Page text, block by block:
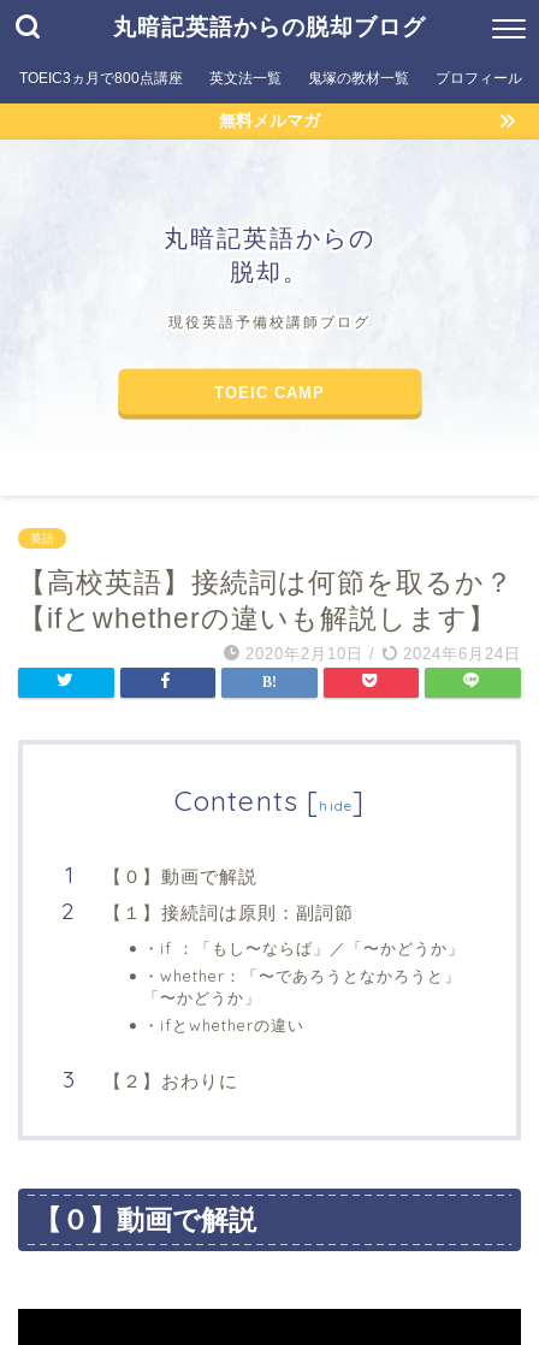
丸暗記英語からの脱却ブログ
TOEIC3ヵ月で800点講座 英文法一覧 鬼塚の教材一覧 プロフィール
無料メルマガ
丸暗記英語からの
脱却。
現役英語予備校講師ブログ
TOEIC CAMP
英語
【高校英語】接続詞は何節を取るか？
【ifとwhetherの違いも解説します】
2020年2月10日 / 2024年6月24日
Contents [hide]
【０】動画で解説
【１】接続詞は原則：副詞節
・if ：「もし〜ならば」／「〜かどうか」
・whether：「〜であろうとなかろうと」
「〜かどうか」
・ifとwhetherの違い
【２】おわりに
【０】動画で解説